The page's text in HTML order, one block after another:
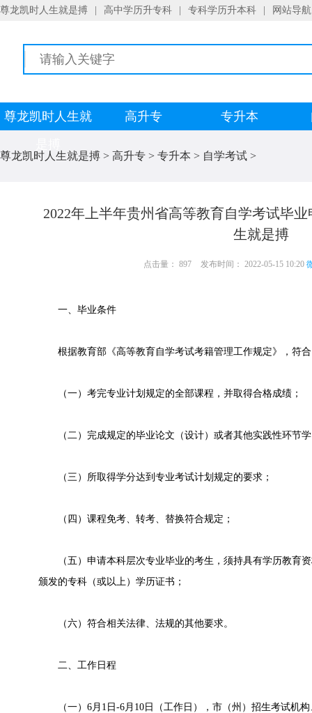
尊龙凯时人生就是搏 高中学历升专科 专科学历升本科 网站导航
尊龙凯时人生就
高升专 专升本
尊龙凯时人生就是搏 > 高升专 > 专升本 > 自学考试 >
2022年上半年贵州省高等教育自学考试毕
生就是搏
点击量： 897 发布时间： 2022-05-15 10:20
一、毕业条件
根据教育部《高等教育自学考试考籍管理工作规定》，符合
（一）考完专业计划规定的全部课程，并取得合格成绩；
（二）完成规定的毕业论文（设计）或者其他实践性环节学
（三）所取得学分达到专业考试计划规定的要求；
（四）课程免考、转考、替换符合规定；
（五）申请本科层次专业毕业的考生，须持具有学历教育资
颁发的专科（或以上）学历证书；
（六）符合相关法律、法规的其他要求。
二、工作日程
（一）6月1日-6月10日（工作日），市（州）招生考试机构